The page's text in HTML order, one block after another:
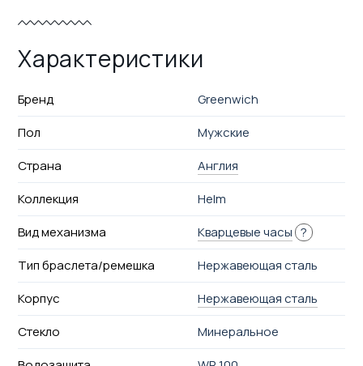
Характеристики
Бренд
Greenwich
Пол
Мужские
Страна
Англия
Коллекция
Helm
Вид механизма
Кварцевые часы ?
Тип браслета/ремешка
Нержавеющая сталь
Корпус
Нержавеющая сталь
Стекло
Минеральное